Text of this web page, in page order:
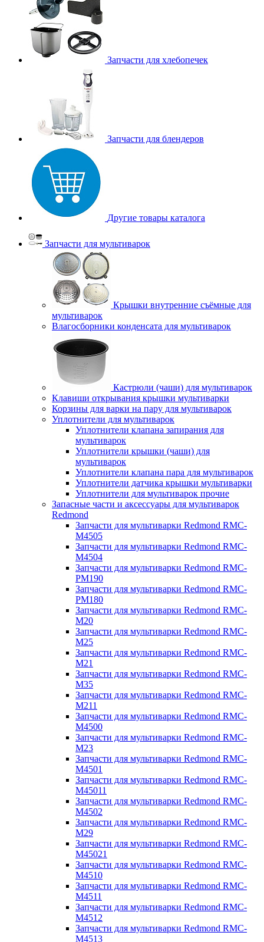
Запчасти для хлебопечек
Запчасти для блендеров
Другие товары каталога
Запчасти для мультиварок
Крышки внутренние съёмные для
мультиварок
Влагосборники конденсата для мультиварок
Кастрюли (чаши) для мультиварок
Клавиши открывания крышки мультиварки
Корзины для варки на пару для мультиварок
Уплотнители для мультиварок
Уплотнители клапана запирания для
мультиварок
Уплотнители крышки (чаши) для
мультиварок
Уплотнители клапана пара для мультиварок
Уплотнители датчика крышки мультиварки
Уплотнители для мультиварок прочие
Запасные части и аксессуары для мультиварок
Redmond
Запчасти для мультиварки Redmond RMC-
M4505
Запчасти для мультиварки Redmond RMC-
M4504
Запчасти для мультиварки Redmond RMC-
PM190
Запчасти для мультиварки Redmond RMC-
PM180
Запчасти для мультиварки Redmond RMC-
M20
Запчасти для мультиварки Redmond RMC-
M25
Запчасти для мультиварки Redmond RMC-
M21
Запчасти для мультиварки Redmond RMC-
M35
Запчасти для мультиварки Redmond RMC-
M211
Запчасти для мультиварки Redmond RMC-
M4500
Запчасти для мультиварки Redmond RMC-
M23
Запчасти для мультиварки Redmond RMC-
M4501
Запчасти для мультиварки Redmond RMC-
M45011
Запчасти для мультиварки Redmond RMC-
M4502
Запчасти для мультиварки Redmond RMC-
M29
Запчасти для мультиварки Redmond RMC-
M45021
Запчасти для мультиварки Redmond RMC-
M4510
Запчасти для мультиварки Redmond RMC-
M4511
Запчасти для мультиварки Redmond RMC-
M4512
Запчасти для мультиварки Redmond RMC-
M4513